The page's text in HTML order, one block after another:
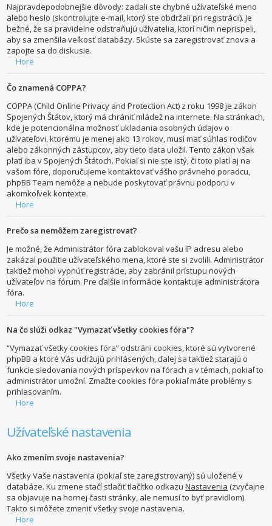
Najpravdepodobnejšie dôvody: zadali ste chybné užívateľské meno
alebo heslo (skontrolujte e-mail, ktorý ste obdržali pri registrácií). Je
bežné, že sa pravidelne odstraňujú užívatelia, ktorí ničím neprispeli,
aby sa zmenšila veľkosť databázy. Skúste sa zaregistrovať znova a
zapojte sa do diskusie.
Hore
Čo znamená COPPA?
COPPA (Child Online Privacy and Protection Act) z roku 1998 je zákon
Spojených Štátov, ktorý má chrániť mládež na internete. Na stránkach,
kde je potencionálna možnosť ukladania osobných údajov o
užívateľovi, ktorému je menej ako 13 rokov, musí mať súhlas rodičov
alebo zákonných zástupcov, aby tieto data uložil. Tento zákon však
platí iba v Spojených Štátoch. Pokiaľ si nie ste istý, či toto platí aj na
vašom fóre, doporučujeme kontaktovať vášho právneho poradcu,
phpBB Team nemôže a nebude poskytovať právnu podporu v
akomkoľvek kontexte.
Hore
Prečo sa nemôžem zaregistrovať?
Je možné, že Administrátor fóra zablokoval vašu IP adresu alebo
zakázal použitie užívateľského mena, ktoré ste si zvolili. Administrátor
taktiež mohol vypnúť registrácie, aby zabránil prístupu nových
užívateľov na fórum. Pre ďalšie informácie kontaktuje administrátora
fóra.
Hore
Na čo slúži odkaz "Vymazať všetky cookies fóra"?
“Vymazať všetky cookies fóra” odstráni cookies, ktoré sú vytvorené
phpBB a ktoré Vás udržujú prihlásených, ďalej sa taktiež starajú o
funkcie sledovania nových príspevkov na fórach a v témach, pokiaľ to
administrátor umožní. Zmažte cookies fóra pokiaľ máte problémy s
prihlasovaním.
Hore
Užívateľské nastavenia
Ako zmením svoje nastavenia?
Všetky Vaše nastavenia (pokiaľ ste zaregistrovaný) sú uložené v
databáze. Ku zmene stačí stlačiť tlačítko odkazuNastavenia (zvyčajne
sa objavuje na hornej časti stránky, ale nemusí to byť pravidlom).
Takto si môžete zmeniť všetky svoje nastavenia.
Hore